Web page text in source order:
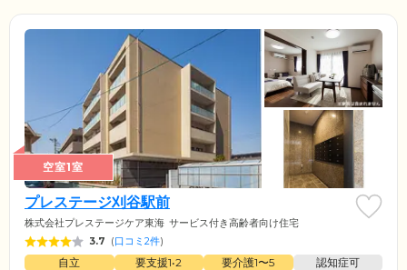
空室1室
プレステージ刈谷駅前
株式会社プレステージケア東海 サービス付き高齢者向け住宅
3.7 (口コミ2件)
自立 要支援1•2 要介護1〜5
認知症可